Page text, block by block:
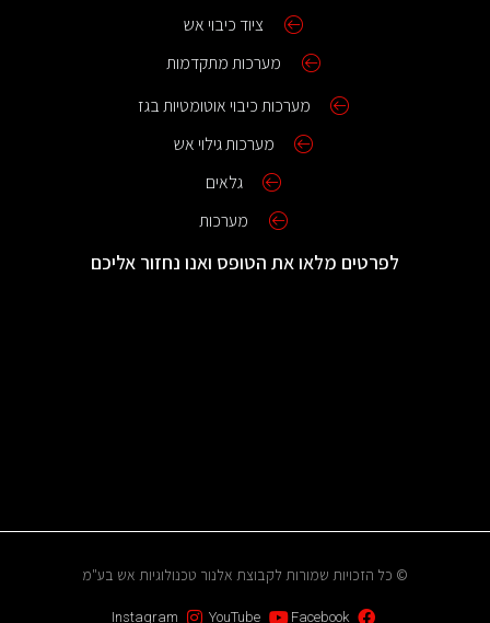
ציוד כיבוי אש
מערכות מתקדמות
מערכות כיבוי אוטומטיות בגז
מערכות גילוי אש
גלאים
מערכות
לפרטים מלאו את הטופס ואנו נחזור אליכם
© כל הזכויות שמורות לקבוצת אלנור טכנולוגיות אש בע"מ
Facebook
YouTube
Instagram